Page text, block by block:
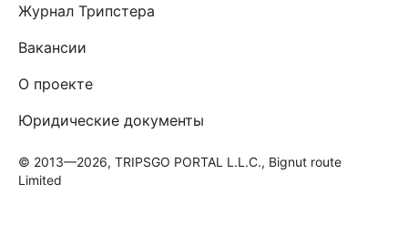
Журнал Трипстера
Вакансии
О проекте
Юридические документы
© 2013—2026, TRIPSGO PORTAL L.L.C., Bignut route
Limited